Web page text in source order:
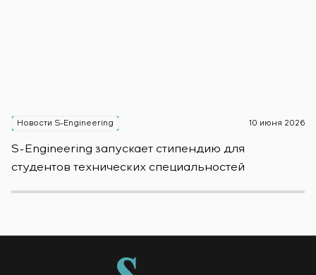
Новости S-Engineering 10 июня 2026
S-Engineering запускает стипендию для
студентов технических специальностей